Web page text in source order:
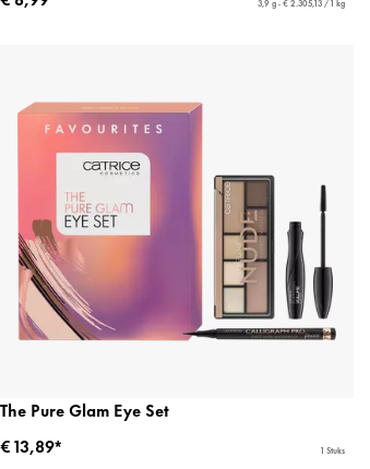
3,9 g - € 2.305,13 / 1 kg
The Pure Glam Eye Set
€ 13,89*
1 Stuks